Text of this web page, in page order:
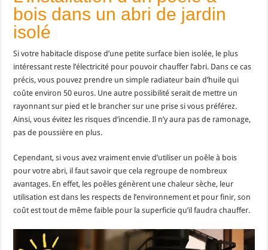
bois dans un abri de jardin
isolé
Si votre habitacle dispose d’une petite surface bien isolée, le plus
intéressant reste l’électricité pour pouvoir chauffer l’abri. Dans ce cas
précis, vous pouvez prendre un simple radiateur bain d’huile qui
coûte environ 50 euros. Une autre possibilité serait de mettre un
rayonnant sur pied et le brancher sur une prise si vous préférez.
Ainsi, vous évitez les risques d’incendie. Il n’y aura pas de ramonage,
pas de poussière en plus.
Cependant, si vous avez vraiment envie d’utiliser un poêle à bois
pour votre abri, il faut savoir que cela regroupe de nombreux
avantages. En effet, les poêles génèrent une chaleur sèche, leur
utilisation est dans les respects de l’environnement et pour finir, son
coût est tout de même faible pour la superficie qu’il faudra chauffer.